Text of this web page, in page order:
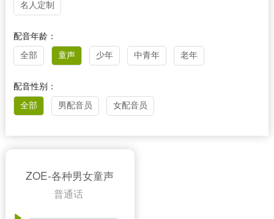
名人定制
配音年龄：
全部 童声 少年 中青年 老年
配音性别：
全部 男配音员 女配音员
ZOE-各种男女童声
普通话